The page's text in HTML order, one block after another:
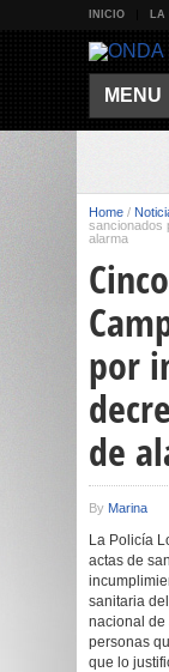
INICIO LA
MENU
Home /
sancionados
alarma
por
de
By Marina
La Policía
actas de
sanitaria
nacional de
personas
que lo